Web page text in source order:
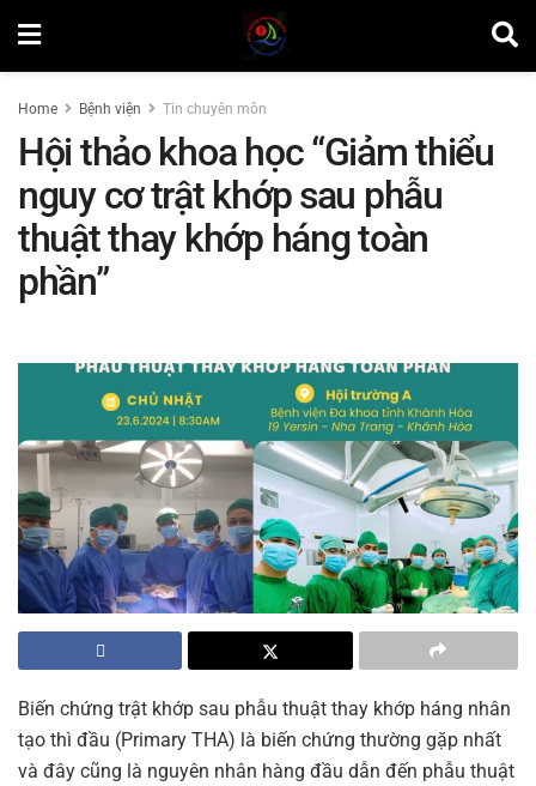
Home Bệnh viện Tin chuyên môn
Hội thảo khoa học “Giảm thiểu
nguy cơ trật khớp sau phẫu
thuật thay khớp háng toàn
phần”
Biến chứng trật khớp sau phẫu thuật thay khớp háng nhân
tạo thì đầu (Primary THA) là biến chứng thường gặp nhất
và đây cũng là nguyên nhân hàng đầu dẫn đến phẫu thuật